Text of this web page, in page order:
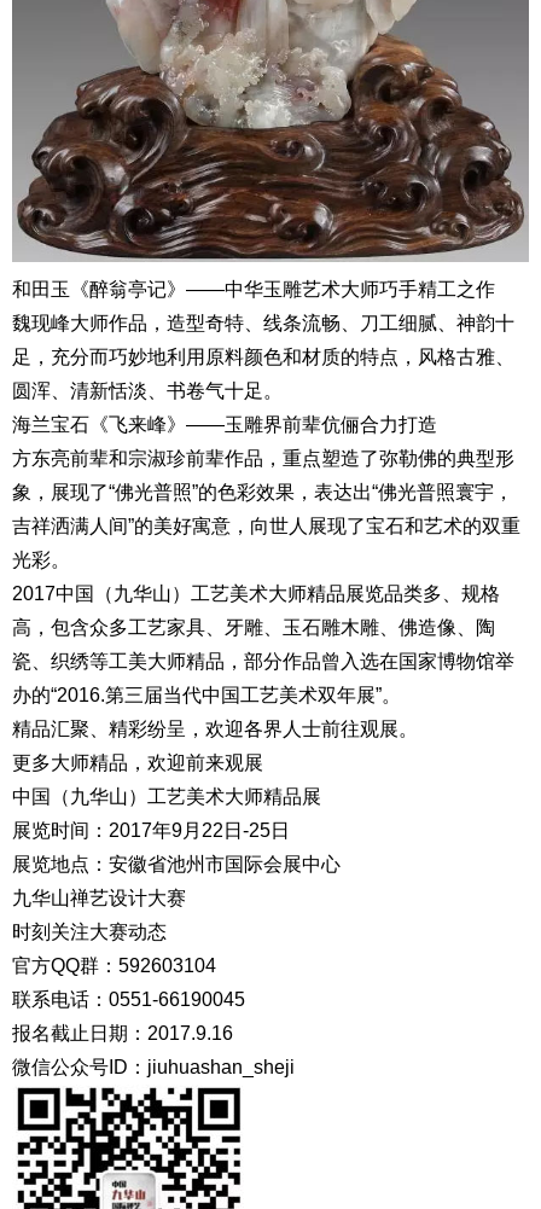
和田玉《醉翁亭记》——中华玉雕艺术大师巧手精工之作
魏现峰大师作品，造型奇特、线条流畅、刀工细腻、神韵十
足，充分而巧妙地利用原料颜色和材质的特点，风格古雅、
圆浑、清新恬淡、书卷气十足。
海兰宝石《飞来峰》——玉雕界前辈伉俪合力打造
方东亮前辈和宗淑珍前辈作品，重点塑造了弥勒佛的典型形
象，展现了“佛光普照”的色彩效果，表达出“佛光普照寰宇，
吉祥洒满人间”的美好寓意，向世人展现了宝石和艺术的双重
光彩。
2017中国（九华山）工艺美术大师精品展览品类多、规格
高，包含众多工艺家具、牙雕、玉石雕木雕、佛造像、陶
瓷、织绣等工美大师精品，部分作品曾入选在国家博物馆举
办的“2016.第三届当代中国工艺美术双年展”。
精品汇聚、精彩纷呈，欢迎各界人士前往观展。
更多大师精品，欢迎前来观展
中国（九华山）工艺美术大师精品展
展览时间：2017年9月22日-25日
展览地点：安徽省池州市国际会展中心
九华山禅艺设计大赛
时刻关注大赛动态
官方QQ群：592603104
联系电话：0551-66190045
报名截止日期：2017.9.16
微信公众号ID：jiuhuashan_sheji